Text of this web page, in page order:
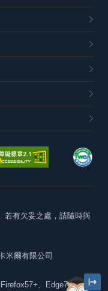
若有欠妥之處，請隨時與
米爾有限公司
、Edge79+及